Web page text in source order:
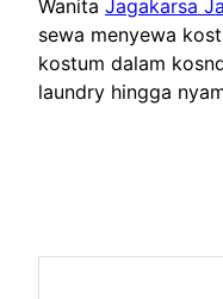
Wanita Jagakarsa
sewa menyewa
kostum dalam
laundry hingga